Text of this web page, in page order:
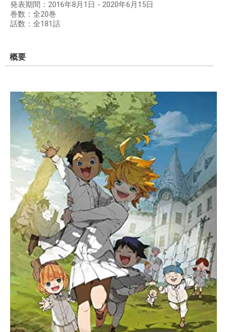
発表期間：2016年8月1日 - 2020年6月15日
巻数：全20巻
話数：全181話
概要